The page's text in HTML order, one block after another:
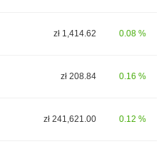
zł 1,414.62 0.08 %
zł 208.84 0.16 %
zł 241,621.00 0.12 %